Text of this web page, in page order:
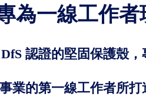
為一線工作者
DfS 認證的堅固保護殼
業的第一線工作者所